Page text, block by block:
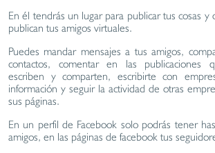
En él tendrás un lugar para publicar tus cosas y
publican tus amigos virtuales.
Puedes mandar mensajes a tus amigos,
contactos, comentar en las publicaciones
escriben y comparten, escribirte con
información y seguir la actividad de otras
sus páginas.
En un perfil de Facebook solo podrás tener
amigos, en las páginas de facebook tus